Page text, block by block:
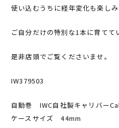
使い込むうちに経年変化も楽しみ
ご自分だけの特別な1本に育てて
是非店頭でご覧くださいませ。
IW379503
自動巻 IWC自社製キャリバー
ケースサイズ 44mm